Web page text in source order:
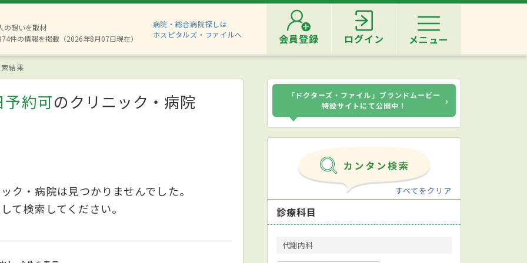
の想いを取材
件の情報を掲載（2026年8月07日現在）
病院・総合病院探しは
ホスピタルズ・ファイルへ
会員登録 ログイン メニュー
結果
約可のクリニック・病院
ク・病院は見つかりませんでした。
て検索してください。
「ドクターズ・ファイル」ブランドムービー
特設サイトにて公開中！
›
すべてをクリア
診療科目
代謝内科